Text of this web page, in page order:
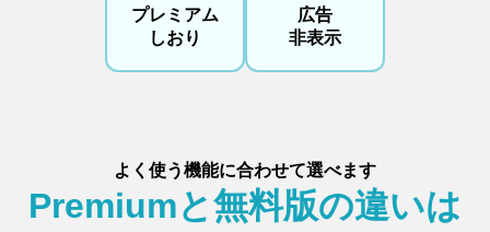
プレミアム
しおり
広告
非表示
よく使う機能に合わせて選べます
Premiumと無料版の違いは